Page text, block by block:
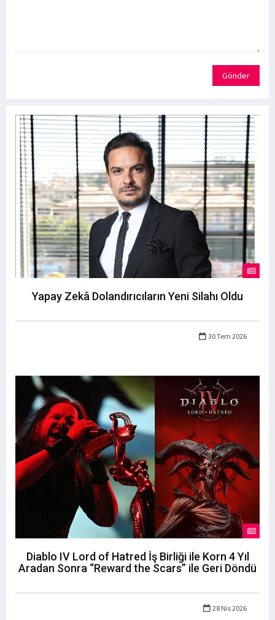
Gönder
Yapay Zekâ Dolandırıcıların Yeni Silahı Oldu
30 Tem 2026
Diablo IV Lord of Hatred İş Birliği ile Korn 4 Yıl
Aradan Sonra “Reward the Scars” ile Geri Döndü
28 Nis 2026